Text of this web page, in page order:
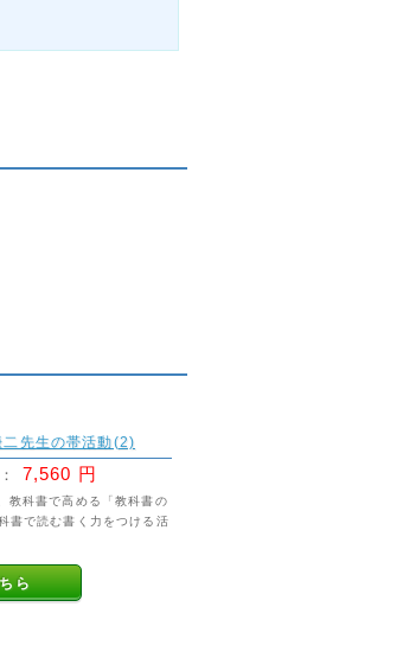
先生の帯活動(2)
7,560 円
教科書で高める「教科書の
書で読む書く力をつける活
ら